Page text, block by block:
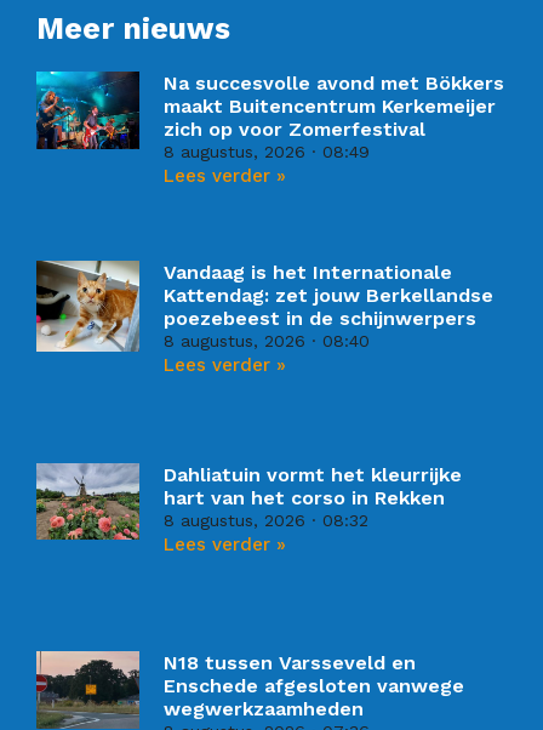
Meer nieuws
Na succesvolle avond met Bökkers
maakt Buitencentrum Kerkemeijer
zich op voor Zomerfestival
8 augustus, 2026 08:49
Lees verder »
Vandaag is het Internationale
Kattendag: zet jouw Berkellandse
poezebeest in de schijnwerpers
8 augustus, 2026 08:40
Lees verder »
Dahliatuin vormt het kleurrijke
hart van het corso in Rekken
8 augustus, 2026 08:32
Lees verder »
N18 tussen Varsseveld en
Enschede afgesloten vanwege
wegwerkzaamheden